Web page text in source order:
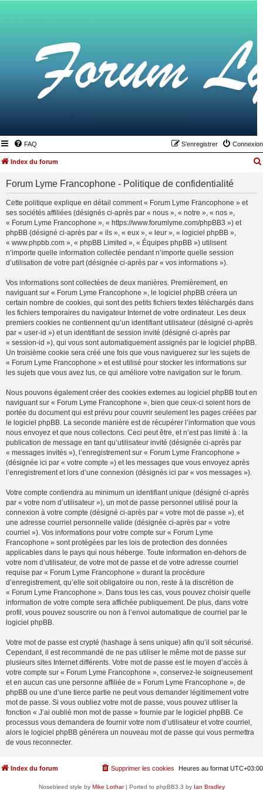
FAQ Connexion
S’enregistrer
Index du forum
Forum Lyme Francophone - Politique de confidentialité
Cette politique explique en détail comment « Forum Lyme Francophone » et
ses sociétés affiliées (désignés ci-après par « nous », « notre », « nos »,
« Forum Lyme Francophone », « https://www.forumlyme.com/phpBB3 ») et
phpBB (désigné ci-après par « ils », « eux », « leur », « logiciel phpBB »,
« www.phpbb.com », « phpBB Limited », « Équipes phpBB ») utilisent
n’importe quelle information collectée pendant n’importe quelle session
d’utilisation de votre part (désignée ci-après par « vos informations »).
Vos informations sont collectées de deux manières. Premièrement, en
naviguant sur « Forum Lyme Francophone », le logiciel phpBB créera un
certain nombre de cookies, qui sont des petits fichiers textes téléchargés dans
les fichiers temporaires du navigateur Internet de votre ordinateur. Les deux
premiers cookies ne contiennent qu’un identifiant utilisateur (désigné ci-après
par « user-id ») et un identifiant de session invité (désigné ci-après par
« session-id »), qui vous sont automatiquement assignés par le logiciel phpBB.
Un troisième cookie sera créé une fois que vous naviguerez sur les sujets de
« Forum Lyme Francophone » et est utilisé pour stocker les informations sur
les sujets que vous avez lus, ce qui améliore votre navigation sur le forum.
Nous pouvons également créer des cookies externes au logiciel phpBB tout en
naviguant sur « Forum Lyme Francophone », bien que ceux-ci soient hors de
portée du document qui est prévu pour couvrir seulement les pages créées par
le logiciel phpBB. La seconde manière est de récupérer l’information que vous
nous envoyez et que nous collectons. Ceci peut être, et n’est pas limité à : la
publication de message en tant qu’utilisateur invité (désignée ci-après par
« messages invités »), l’enregistrement sur « Forum Lyme Francophone »
(désignée ici par « votre compte ») et les messages que vous envoyez après
l’enregistrement et lors d’une connexion (désignés ici par « vos messages »).
Votre compte contiendra au minimum un identifiant unique (désigné ci-après
par « votre nom d’utilisateur »), un mot de passe personnel utilisé pour la
connexion à votre compte (désigné ci-après par « votre mot de passe »), et
une adresse courriel personnelle valide (désignée ci-après par « votre
courriel »). Vos informations pour votre compte sur « Forum Lyme
Francophone » sont protégées par les lois de protection des données
applicables dans le pays qui nous héberge. Toute information en-dehors de
votre nom d’utilisateur, de votre mot de passe et de votre adresse courriel
requise par « Forum Lyme Francophone » durant la procédure
d’enregistrement, qu’elle soit obligatoire ou non, reste à la discrétion de
« Forum Lyme Francophone ». Dans tous les cas, vous pouvez choisir quelle
information de votre compte sera affichée publiquement. De plus, dans votre
profil, vous pouvez souscrire ou non à l’envoi automatique de courriel par le
logiciel phpBB.
Votre mot de passe est crypté (hashage à sens unique) afin qu’il soit sécurisé.
Cependant, il est recommandé de ne pas utiliser le même mot de passe sur
plusieurs sites Internet différents. Votre mot de passe est le moyen d’accès à
votre compte sur « Forum Lyme Francophone », conservez-le soigneusement
et en aucun cas une personne affiliée de « Forum Lyme Francophone », de
phpBB ou une d’une tierce partie ne peut vous demander légitimement votre
mot de passe. Si vous oubliez votre mot de passe, vous pouvez utiliser la
fonction « J’ai oublié mon mot de passe » fournie par le logiciel phpBB. Ce
processus vous demandera de fournir votre nom d’utilisateur et votre courriel,
alors le logiciel phpBB générera un nouveau mot de passe qui vous permettra
de vous reconnecter.
Index du forum Heures au format UTC+03:00
Supprimer les cookies
Nosebleed style by Mike Lothar| Ported to phpBB3.3 by Ian Bradley